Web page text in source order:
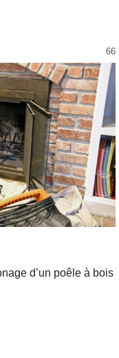
66
d’un poêle à bois